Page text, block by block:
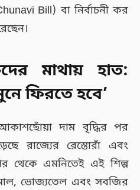
Bill) বা নির্বাচনী কর
মাথায় হাত:
ফিরতে হবে’
দাম বৃদ্ধির পর
রাজ্যের রেস্তোরাঁ এবং
থেকে এমনিতেই এই শিল্প
ভোজ্যতেল এবং সবজির